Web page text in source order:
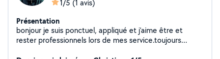
1/5 (1 avis)
Présentation
bonjour je suis ponctuel, appliqué et j'aime être et
rester professionnels lors de mes service.toujours